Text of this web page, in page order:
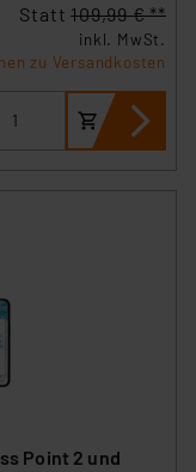
Statt109,99 € **
inkl. MwSt.
zu Versandkosten
Point 2 und